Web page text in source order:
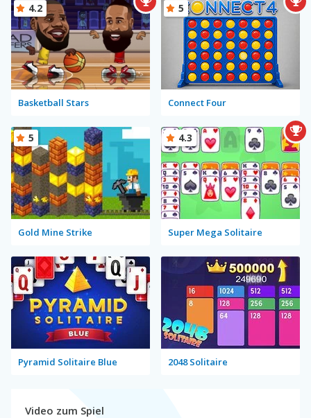
Basketball Stars
4.2
Connect Four
5
Gold Mine Strike
5
Super Mega Solitaire
4.3
Pyramid Solitaire Blue 2048 Solitaire
Video zum Spiel